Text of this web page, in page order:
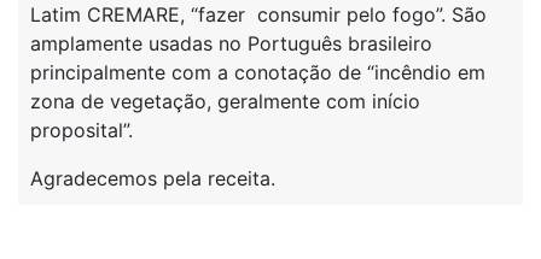
Latim CREMARE, “fazer consumir pelo fogo”. São
amplamente usadas no Português brasileiro
principalmente com a conotação de “incêndio em
zona de vegetação, geralmente com início
proposital”.
Agradecemos pela receita.